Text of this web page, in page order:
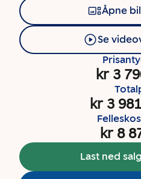
Åpne
Se
kr 3
kr 3
kr 8
Last ned